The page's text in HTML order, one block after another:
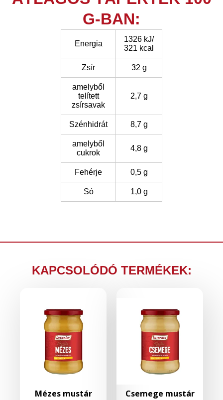
G-BAN:
Energia
1326 kJ/
321 kcal
Zsír 32 g
amelyből
telített
zsírsavak
2,7 g
Szénhidrát 8,7 g
amelyből
cukrok
4,8 g
Fehérje 0,5 g
Só 1,0 g
KAPCSOLÓDÓ TERMÉKEK:
Mézes mustár Csemege mustár